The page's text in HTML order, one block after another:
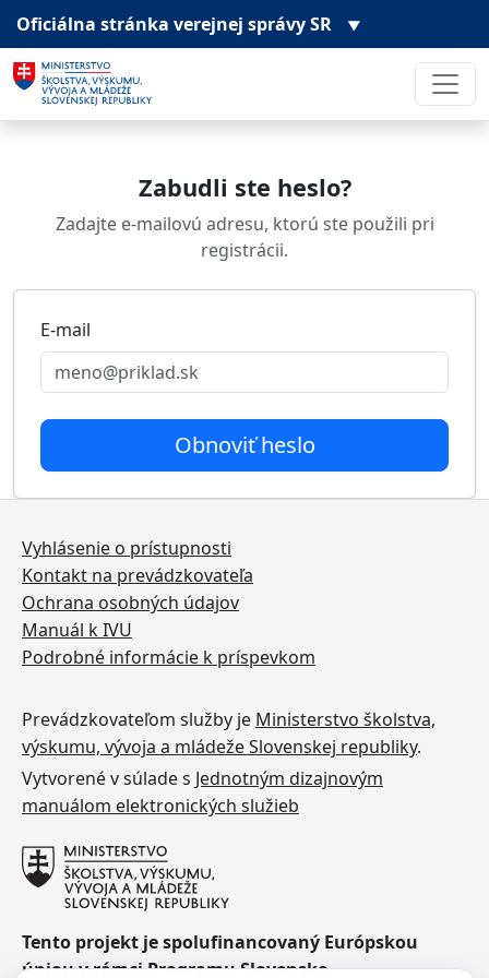
Oficiálna stránka verejnej správy SR ▼
Zabudli ste heslo?
Zadajte e-mailovú adresu, ktorú ste použili pri
registrácii.
E-mail
Obnoviť heslo
Vyhlásenie o prístupnosti
Kontakt na prevádzkovateľa
Ochrana osobných údajov
Manuál k IVU
Podrobné informácie k príspevkom
Prevádzkovateľom služby je Ministerstvo školstva,
výskumu, vývoja a mládeže Slovenskej republiky.
Vytvorené v súlade s Jednotným dizajnovým
manuálom elektronických služieb
Tento projekt je spolufinancovaný Európskou
úniou v rámci Programu Slovensko.